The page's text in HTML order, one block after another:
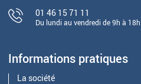
01 46 15 71 11
Du lundi au vendredi de 9h à 18h
Informations pratiques
La société